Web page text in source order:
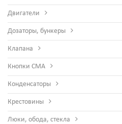
Двигатели
Дозаторы, бункеры
Клапана
Кнопки СМА
Конденсаторы
Крестовины
Люки, обода, стекла